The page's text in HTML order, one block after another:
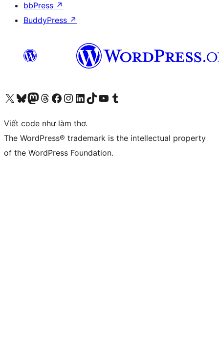
bbPress ↗
BuddyPress ↗
Truy cập tài khoản X (trước đây là Twitter) của chúng tôiVisit our Bluesky account
Visit our Mastodon account
Visit our Threads account
Xem trang Facebook của chúng tôiTruy cập tài khoản Instagram của chúng tôiTruy cập tài khoản LinkedIn của chúng tôiVisit our TikTok account
Truy cập kênh YouTube của chúng tôi Visit our Tumblr account
Viết code như làm thơ.
The WordPress® trademark is the intellectual property
of the WordPress Foundation.